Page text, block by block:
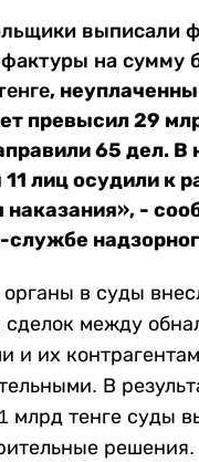
выписали
фактуры на сумму
,
превысил 29
65 дел. В
11 лиц осудили к
наказания», -
службе
в суды
сделок между
и их
В
млрд тенге суды
решения.